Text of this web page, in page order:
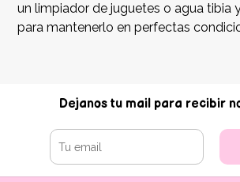
un limpiador de juguetes o agua tibia
para mantenerlo en perfectas
Dejanos tu mail para recibir